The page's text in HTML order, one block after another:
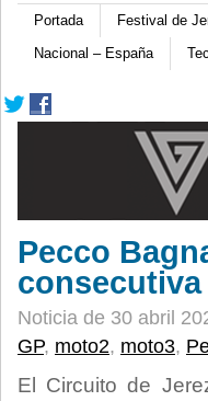
Portada Festival de
Nacional – España
Pecco
consecutiva
Noticia de 30 abril
GP, moto2, moto3,
El Circuito de